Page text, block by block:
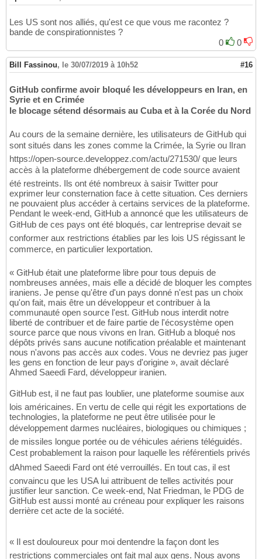
Les US sont nos alliés, qu'est ce que vous me racontez ?
bande de conspirationnistes ?
0
0
Bill Fassinou, le 30/07/2019 à 10h52 #16
GitHub confirme avoir bloqué les développeurs en Iran, en
Syrie et en Crimée
le blocage sétend désormais au Cuba et à la Corée du Nord
Au cours de la semaine dernière, les utilisateurs de GitHub qui
sont situés dans les zones comme la Crimée, la Syrie ou lIran
https://open-source.developpez.com/actu/271530/ que leurs
accès à la plateforme dhébergement de code source avaient
été restreints. Ils ont été nombreux à saisir Twitter pour
exprimer leur consternation face à cette situation. Ces derniers
ne pouvaient plus accéder à certains services de la plateforme.
Pendant le week-end, GitHub a annoncé que les utilisateurs de
GitHub de ces pays ont été bloqués, car lentreprise devait se
conformer aux restrictions établies par les lois US régissant le
commerce, en particulier lexportation.
« GitHub était une plateforme libre pour tous depuis de
nombreuses années, mais elle a décidé de bloquer les comptes
iraniens. Je pense qu'être d'un pays donné n'est pas un choix
qu'on fait, mais être un développeur et contribuer à la
communauté open source l'est. GitHub nous interdit notre
liberté de contribuer et de faire partie de l'écosystème open
source parce que nous vivons en Iran. GitHub a bloqué nos
dépôts privés sans aucune notification préalable et maintenant
nous n'avons pas accès aux codes. Vous ne devriez pas juger
les gens en fonction de leur pays d'origine », avait déclaré
Ahmed Saeedi Fard, développeur iranien.
GitHub est, il ne faut pas loublier, une plateforme soumise aux
lois américaines. En vertu de celle qui régit les exportations de
technologies, la plateforme ne peut être utilisée pour le
développement darmes nucléaires, biologiques ou chimiques ;
de missiles longue portée ou de véhicules aériens téléguidés.
Cest probablement la raison pour laquelle les référentiels privés
dAhmed Saeedi Fard ont été verrouillés. En tout cas, il est
convaincu que les USA lui attribuent de telles activités pour
justifier leur sanction. Ce week-end, Nat Friedman, le PDG de
GitHub est aussi monté au créneau pour expliquer les raisons
derrière cet acte de la société.
« Il est douloureux pour moi dentendre la façon dont les
restrictions commerciales ont fait mal aux gens. Nous avons